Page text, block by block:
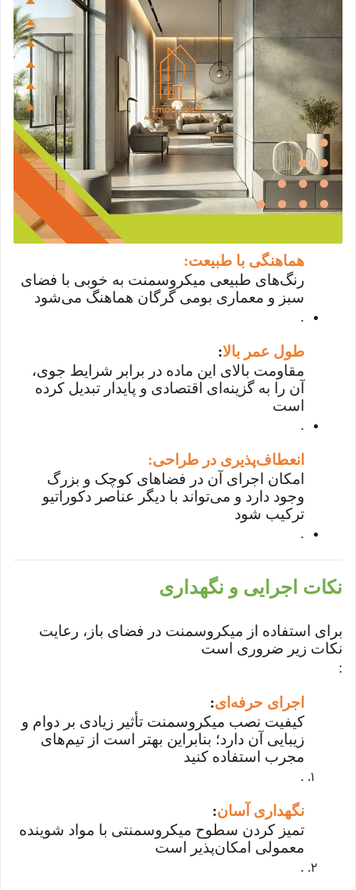
هماهنگی با طبیعت:
رنگ‌های طبیعی میکروسمنت به خوبی با فضای
سبز و معماری بومی گرگان هماهنگ می‌شود
.
طول عمر بالا:
مقاومت بالای این ماده در برابر شرایط جوی،
آن را به گزینه‌ای اقتصادی و پایدار تبدیل کرده
است
.
انعطاف‌پذیری در طراحی:
امکان اجرای آن در فضاهای کوچک و بزرگ
وجود دارد و می‌تواند با دیگر عناصر دکوراتیو
ترکیب شود
.
نکات اجرایی و نگهداری
برای استفاده از میکروسمنت در فضای باز، رعایت
نکات زیر ضروری است
:
اجرای حرفه‌ای:
کیفیت نصب میکروسمنت تأثیر زیادی بر دوام و
زیبایی آن دارد؛ بنابراین بهتر است از تیم‌های
مجرب استفاده کنید
.
نگهداری آسان:
تمیز کردن سطوح میکروسمنتی با مواد شوینده
معمولی امکان‌پذیر است
.